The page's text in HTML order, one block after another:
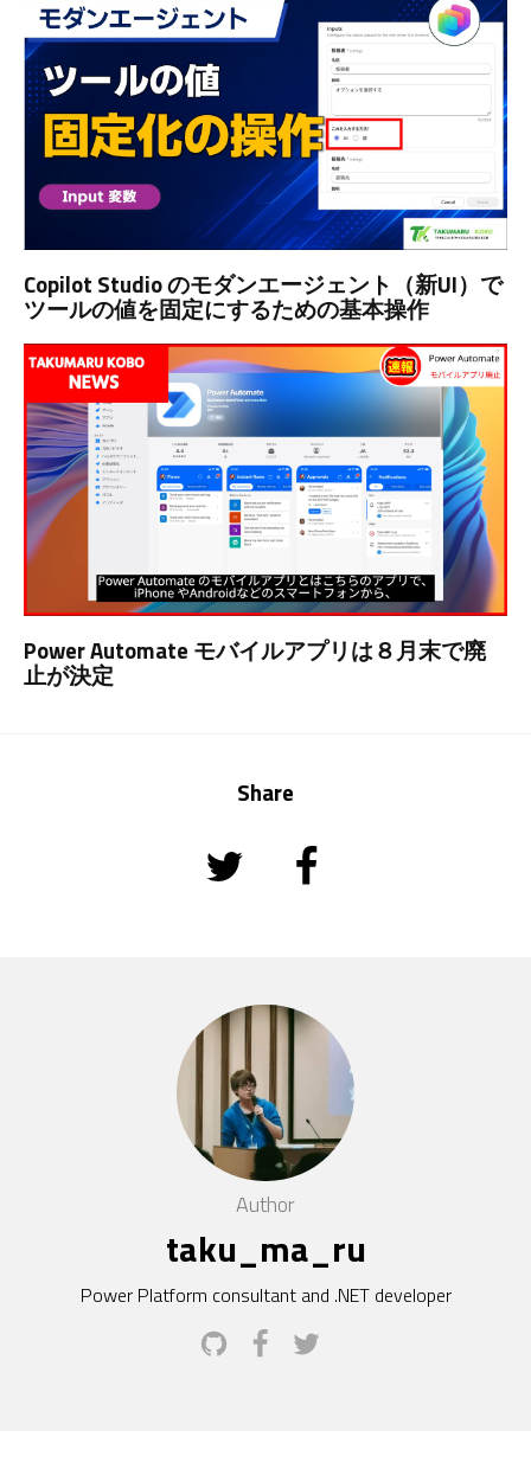
Copilot Studio のモダンエージェント（新UI）で
ツールの値を固定にするための基本操作
Power Automate モバイルアプリは８月末で廃
止が決定
Share
Author
taku_ma_ru
Power Platform consultant and .NET developer